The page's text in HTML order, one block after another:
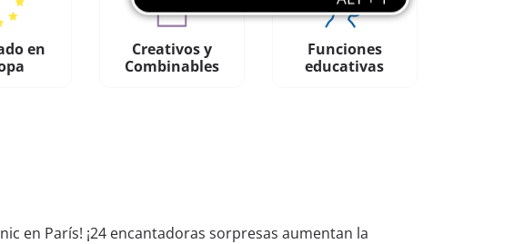
en
Creativos y
Combinables
Funciones
educativas
en París! ¡24 encantadoras sorpresas aumentan la